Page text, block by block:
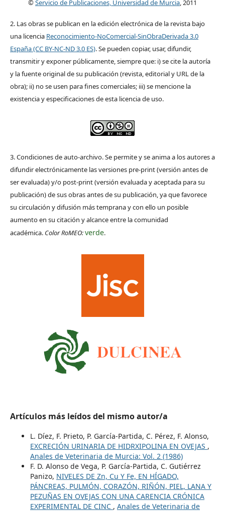
©Servicio de Publicaciones, Universidad de Murcia, 2011
2. Las obras se publican en la edición electrónica de la revista bajo
una licencia Reconocimiento-NoComercial-SinObraDerivada 3.0
España (CC BY-NC-ND 3.0 ES). Se pueden copiar, usar, difundir,
transmitir y exponer públicamente, siempre que: i) se cite la autoría
y la fuente original de su publicación (revista, editorial y URL de la
obra); ii) no se usen para fines comerciales; iii) se mencione la
existencia y especificaciones de esta licencia de uso.
3. Condiciones de auto-archivo. Se permite y se anima a los autores a
difundir electrónicamente las versiones pre-print (versión antes de
ser evaluada) y/o post-print (versión evaluada y aceptada para su
publicación) de sus obras antes de su publicación, ya que favorece
su circulación y difusión más temprana y con ello un posible
aumento en su citación y alcance entre la comunidad
académica. Color RoMEO:verde.
Artículos más leídos del mismo autor/a
L. Díez, F. Prieto, P. García-Partida, C. Pérez, F. Alonso,
EXCRECIÓN URINARIA DE HIDRXIPOLINA EN OVEJAS ,
Anales de Veterinaria de Murcia: Vol. 2 (1986)
F. D. Alonso de Vega, P. García-Partida, C. Gutiérrez
Panizo, NIVELES DE Zn, Cu Y Fe, EN HÍGADO,
PÁNCREAS, PULMÓN, CORAZÓN, RIÑÓN, PIEL, LANA Y
PEZUÑAS EN OVEJAS CON UNA CARENCIA CRÓNICA
EXPERIMENTAL DE CINC , Anales de Veterinaria de